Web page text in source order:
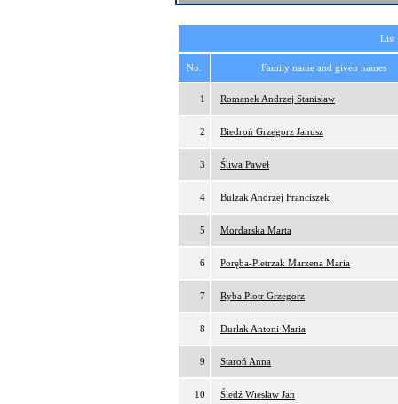
List
No. Family name and given names
1 Romanek Andrzej Stanisław
2 Biedroń Grzegorz Janusz
3 Śliwa Paweł
4 Bulzak Andrzej Franciszek
5 Mordarska Marta
6 Poręba-Pietrzak Marzena Maria
7 Ryba Piotr Grzegorz
8 Durlak Antoni Maria
9 Staroń Anna
10 Śledź Wiesław Jan